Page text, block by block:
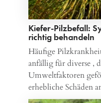
Kiefer-Pilzbefall:
richtig behandeln
Häufige
anfällig für diverse ,
Umweltfaktoren
erhebliche Schäden